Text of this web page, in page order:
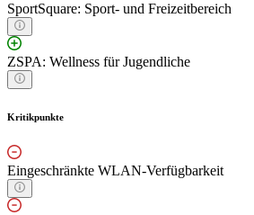
SportSquare: Sport- und Freizeitbereich
ZSPA: Wellness für Jugendliche
Kritikpunkte
Eingeschränkte WLAN-Verfügbarkeit